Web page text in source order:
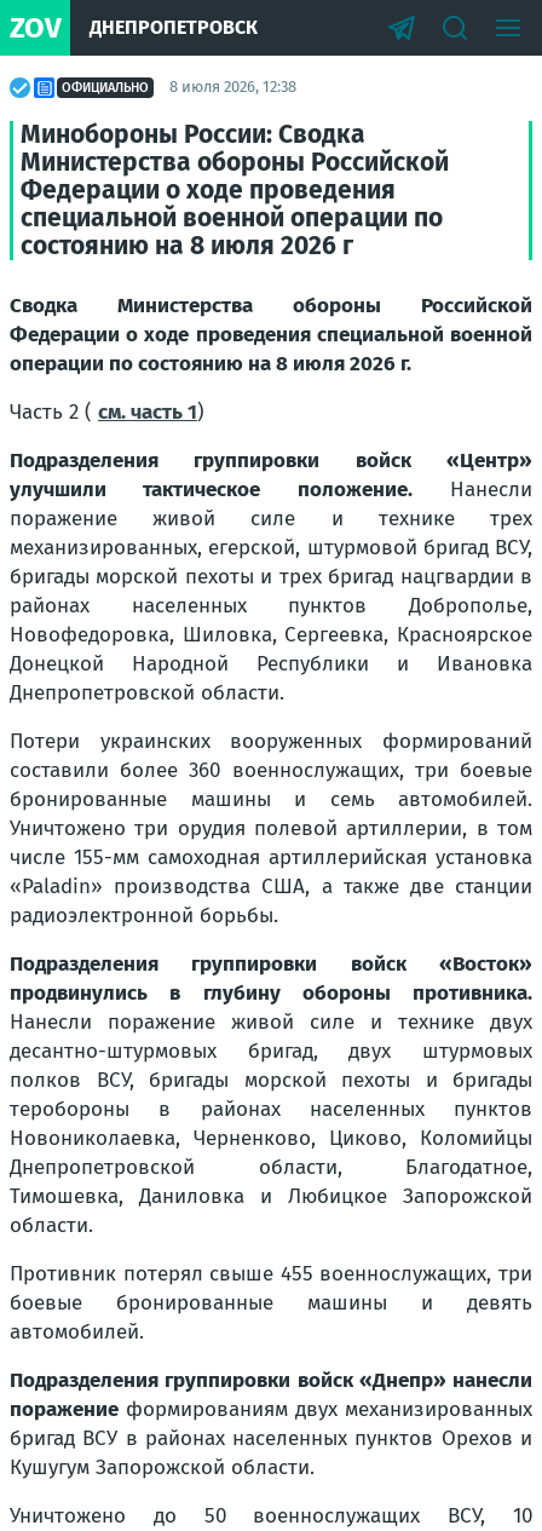
ZOV ДНЕПРОПЕТРОВСК
ОФИЦИАЛЬНО 8 июля 2026, 12:38
Минобороны России: Сводка
Министерства обороны Российской
Федерации о ходе проведения
специальной военной операции по
состоянию на 8 июля 2026 г
Сводка Министерства обороны Российской
Федерации о ходе проведения специальной военной
операции по состоянию на 8 июля 2026 г.
Часть 2 ( см. часть 1)
Подразделения группировки войск «Центр»
улучшили тактическое положение.Нанесли
поражение живой силе и технике трех
механизированных, егерской, штурмовой бригад ВСУ,
бригады морской пехоты и трех бригад нацгвардии в
районах населенных пунктов Доброполье,
Новофедоровка, Шиловка, Сергеевка, Красноярское
Донецкой Народной Республики и Ивановка
Днепропетровской области.
Потери украинских вооруженных формирований
составили более 360 военнослужащих, три боевые
бронированные машины и семь автомобилей.
Уничтожено три орудия полевой артиллерии, в том
числе 155-мм самоходная артиллерийская установка
«Paladin» производства США, а также две станции
радиоэлектронной борьбы.
Подразделения группировки войск «Восток»
продвинулись в глубину обороны противника.
Нанесли поражение живой силе и технике двух
десантно-штурмовых бригад, двух штурмовых
полков ВСУ, бригады морской пехоты и бригады
теробороны в районах населенных пунктов
Новониколаевка, Черненково, Циково, Коломийцы
Днепропетровской области, Благодатное,
Тимошевка, Даниловка и Любицкое Запорожской
области.
Противник потерял свыше 455 военнослужащих, три
боевые бронированные машины и девять
автомобилей.
Подразделения группировки войск «Днепр» нанесли
поражение формированиям двух механизированных
бригад ВСУ в районах населенных пунктов Орехов и
Кушугум Запорожской области.
Уничтожено до 50 военнослужащих ВСУ, 10